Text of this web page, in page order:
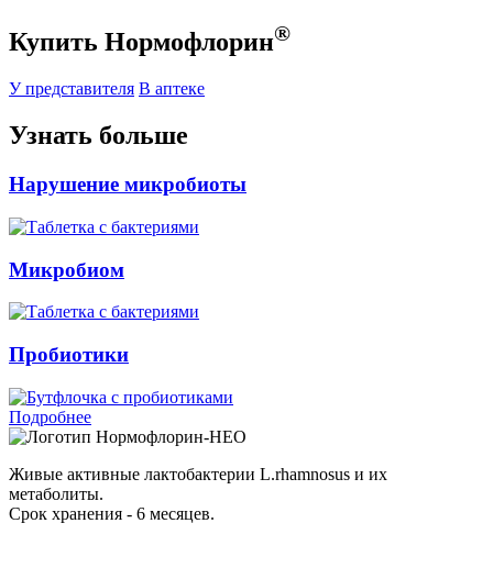
Купить Нормофлорин®
У представителя В аптеке
Узнать больше
Нарушение микробиоты
Микробиом
Пробиотики
Подробнее
Нормофлорин-НЕО
Живые активные лактобактерии L.rhamnosus и их
метаболиты.
Срок хранения - 6 месяцев.